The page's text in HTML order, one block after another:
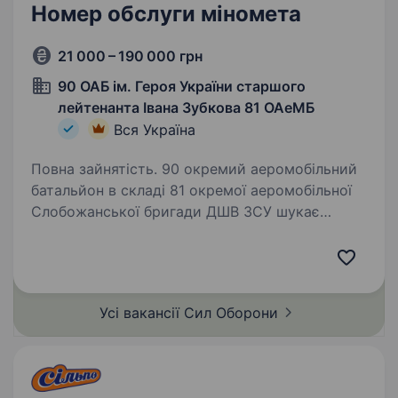
Номер обслуги міномета
21 000 – 190 000 грн
90 ОАБ ім. Героя України старшого
лейтенанта Івана Зубкова 81 ОАеМБ
Вся Україна
Повна зайнятість. 90 окремий аеромобільний
батальйон в складі 81 окремої аеромобільної
Слобожанської бригади ДШВ ЗСУ шукає
Усі вакансії Сил Оборони